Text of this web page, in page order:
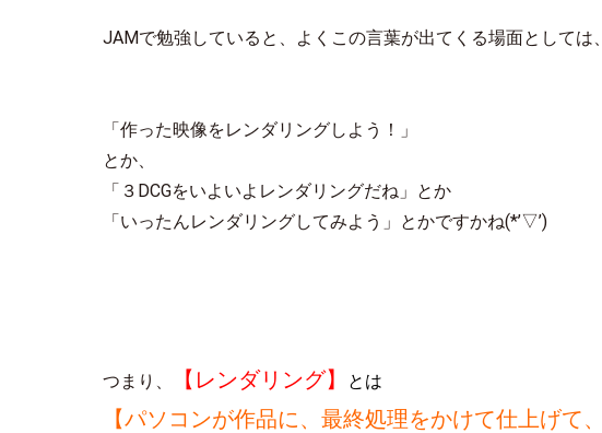
JAMで勉強していると、よくこの言葉が出てくる場面としては、
「作った映像をレンダリングしよう！」
とか、
「３DCGをいよいよレンダリングだね」とか
「いったんレンダリングしてみよう」とかですかね(*’▽’)
つまり、 【レンダリング】 とは
【パソコンが作品に、最終処理をかけて仕上げて、